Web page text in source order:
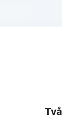
Två